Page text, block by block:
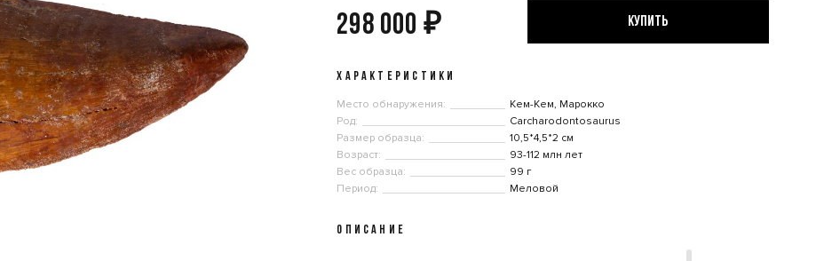
298 000 ₽ КУПИТЬ
ХАРАКТЕРИСТИКИ
Место обнаружения:
Кем-Кем, Марокко
Род:
Carcharodontosaurus
Размер образца:
10,5*4,5*2 см
Возраст:
93-112 млн лет
Вес образца:
99 г
Период:
Меловой
ОПИСАНИЕ